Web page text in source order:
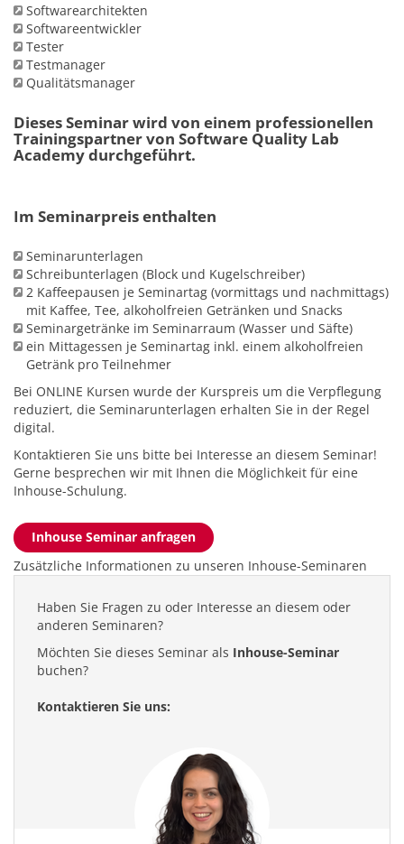
Softwarearchitekten
Softwareentwickler
Tester
Testmanager
Qualitätsmanager
Dieses Seminar wird von einem professionellen
Trainingspartner von Software Quality Lab
Academy durchgeführt.
Im Seminarpreis enthalten
Seminarunterlagen
Schreibunterlagen (Block und Kugelschreiber)
2 Kaffeepausen je Seminartag (vormittags und nachmittags)
mit Kaffee, Tee, alkoholfreien Getränken und Snacks
Seminargetränke im Seminarraum (Wasser und Säfte)
ein Mittagessen je Seminartag inkl. einem alkoholfreien
Getränk pro Teilnehmer
Bei ONLINE Kursen wurde der Kurspreis um die Verpflegung
reduziert, die Seminarunterlagen erhalten Sie in der Regel
digital.
Kontaktieren Sie uns bitte bei Interesse an diesem Seminar!
Gerne besprechen wir mit Ihnen die Möglichkeit für eine
Inhouse-Schulung.
Inhouse Seminar anfragen
Zusätzliche Informationen zu unseren Inhouse-Seminaren
Haben Sie Fragen zu oder Interesse an diesem oder
anderen Seminaren?
Möchten Sie dieses Seminar als Inhouse-Seminar
buchen?
Kontaktieren Sie uns: